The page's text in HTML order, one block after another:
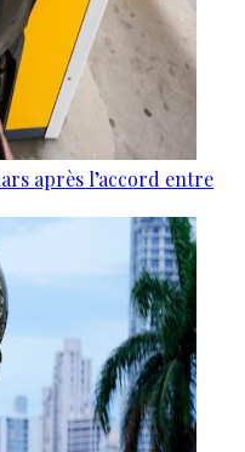
après l’accord entre